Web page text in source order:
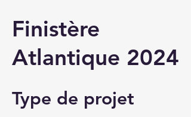
Finistère
Atlantique 2024
Type de projet